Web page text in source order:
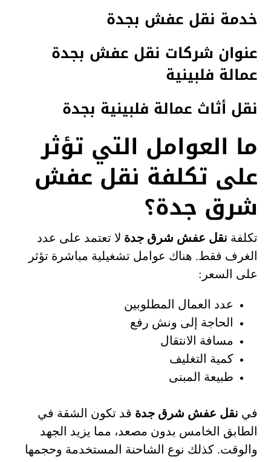
خدمة نقل عفش بجدة
عنوان شركات نقل عفش بجدة
عمالة فلبينية
نقل أثاث عمالة فلبينية بجدة
ما العوامل التي تؤثر
على تكلفة نقل عفش
شرق جدة؟
تكلفة نقل عفش شرق جدة لا تعتمد على عدد
الغرف فقط. هناك عوامل تشغيلية مباشرة تؤثر
على السعر:
عدد العمال المطلوبين
الحاجة إلى ونش رفع
مسافة الانتقال
كمية التغليف
طبيعة المبنى
في نقل عفش شرق جدة قد تكون الشقة في
الطابق الخامس بدون مصعد، مما يزيد الجهد
والوقت. كذلك نوع الشاحنة المستخدمة وحجمها